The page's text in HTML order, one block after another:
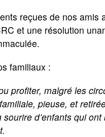
reçues de nos amis
et une résolution
familiaux :
profiter, malgré les
pieuse, et
d’enfants qui